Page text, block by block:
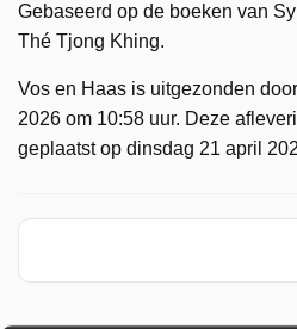
Gebaseerd op de boeken van
Thé Tjong Khing.
Vos en Haas is uitgezonden
2026 om 10:58 uur. Deze
geplaatst op dinsdag 21 april